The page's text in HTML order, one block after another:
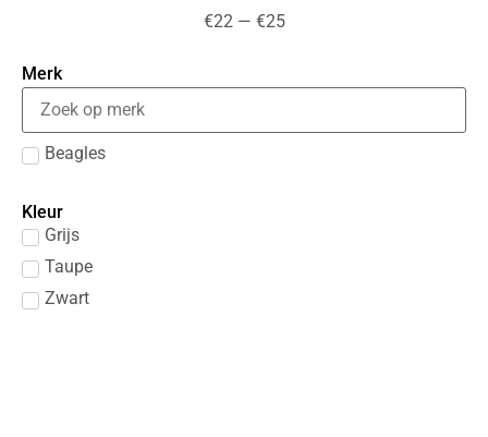
€22— €25
Merk
Beagles
Kleur
Grijs
Taupe
Zwart